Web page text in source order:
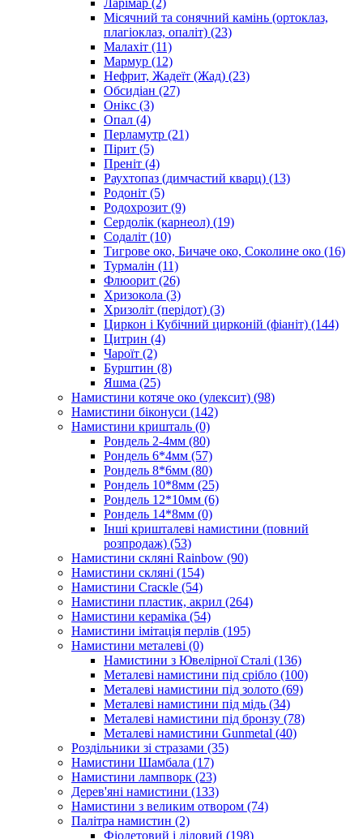
Ларімар (2)
Місячний та сонячний камінь (ортоклаз,
плагіоклаз, опаліт) (23)
Малахіт (11)
Мармур (12)
Нефрит, Жадеїт (Жад) (23)
Обсидіан (27)
Онікс (3)
Опал (4)
Перламутр (21)
Пірит (5)
Преніт (4)
Раухтопаз (димчастий кварц) (13)
Родоніт (5)
Родохрозит (9)
Сердолік (карнеол) (19)
Содаліт (10)
Тигрове око, Бичаче око, Соколине око (16)
Турмалін (11)
Флюорит (26)
Хризокола (3)
Хризоліт (перідот) (3)
Циркон і Кубічний цирконій (фіаніт) (144)
Цитрин (4)
Чароїт (2)
Бурштин (8)
Яшма (25)
Намистини котяче око (улексит) (98)
Намистини біконуси (142)
Намистини кришталь (0)
Рондель 2-4мм (80)
Рондель 6*4мм (57)
Рондель 8*6мм (80)
Рондель 10*8мм (25)
Рондель 12*10мм (6)
Рондель 14*8мм (0)
Інші кришталеві намистини (повний
розпродаж) (53)
Намистини скляні Rainbow (90)
Намистини скляні (154)
Намистини Cracкle (54)
Намистини пластик, акрил (264)
Намистини кераміка (54)
Намистини імітація перлів (195)
Намистини металеві (0)
Намистини з Ювелірної Сталі (136)
Металеві намистини під срібло (100)
Металеві намистини під золото (69)
Металеві намистини під мідь (34)
Металеві намистини під бронзу (78)
Металеві намистини Gunmetal (40)
Роздільники зі стразами (35)
Намистини Шамбала (17)
Намистини лампворк (23)
Дерев'яні намистини (133)
Намистини з великим отвором (74)
Палітра намистин (2)
Фіолетовий і ліловий (198)